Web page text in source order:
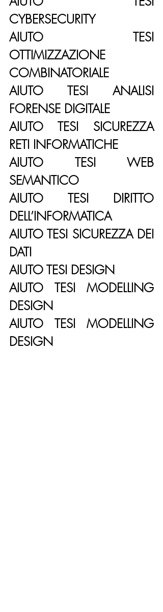
CYBERSECURITY
AIUTO TESI
OTTIMIZZAZIONE
COMBINATORIALE
AIUTO TESI ANALISI
FORENSE DIGITALE
AIUTO TESI SICUREZZA
RETI INFORMATICHE
AIUTO TESI WEB
SEMANTICO
AIUTO TESI DIRITTO
DELL’INFORMATICA
AIUTO TESI SICUREZZA DEI
DATI
AIUTO TESI DESIGN
AIUTO TESI MODELLING
DESIGN
AIUTO TESI MODELLING
DESIGN